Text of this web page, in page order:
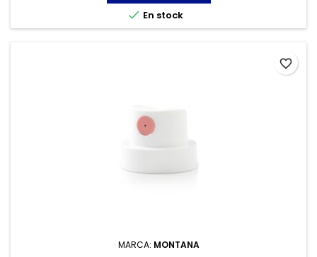
 En stock
MARCA: MONTANA
favorite_border